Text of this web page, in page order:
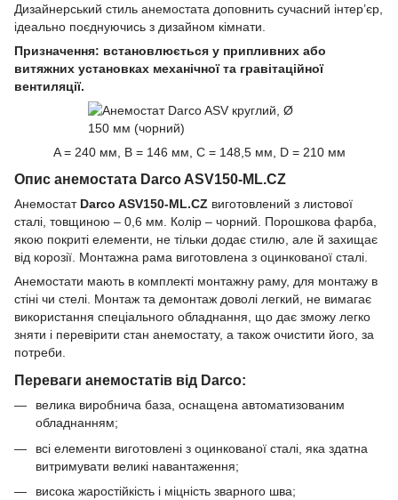
Дизайнерський стиль анемостата доповнить сучасний інтер’єр,
ідеально поєднуючись з дизайном кімнати.
Призначення: встановлюється у припливних або
витяжних установках механічної та гравітаційної
вентиляції.
A = 240 мм, B = 146 мм, C = 148,5 мм, D = 210 мм
Опис анемостата Darco ASV150-ML.CZ
Анемостат Darco ASV150-ML.CZ виготовлений з листової
сталі, товщиною – 0,6 мм. Колір – чорний. Порошкова фарба,
якою покриті елементи, не тільки додає стилю, але й захищає
від корозії. Монтажна рама виготовлена з оцинкованої сталі.
Анемостати мають в комплекті монтажну раму, для монтажу в
стіні чи стелі. Монтаж та демонтаж доволі легкий, не вимагає
використання спеціального обладнання, що дає зможу легко
зняти і перевірити стан анемостату, а також очистити його, за
потреби.
Переваги анемостатів від Darco:
велика виробнича база, оснащена автоматизованим
обладнанням;
всі елементи виготовлені з оцинкованої сталі, яка здатна
витримувати великі навантаження;
висока жаростійкість і міцність зварного шва;